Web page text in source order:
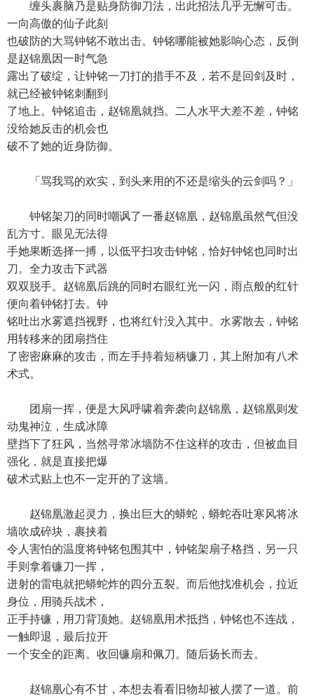
缠头裹脑乃是贴身防御刀法，出此招法几乎无懈可击。
一向高傲的仙子此刻
也破防的大骂钟铭不敢出击。钟铭哪能被她影响心态，反倒
是赵锦凰因一时气急
露出了破绽，让钟铭一刀打的措手不及，若不是回剑及时，
就已经被钟铭刺翻到
了地上。钟铭追击，赵锦凰就挡。二人水平大差不差，钟铭
没给她反击的机会也
破不了她的近身防御。
「骂我骂的欢实，到头来用的不还是缩头的云剑吗？」
钟铭架刀的同时嘲讽了一番赵锦凰，赵锦凰虽然气但没
乱方寸。眼见无法得
手她果断选择一搏，以低平扫攻击钟铭，恰好钟铭也同时出
刀。全力攻击下武器
双双脱手。赵锦凰后跳的同时右眼红光一闪，雨点般的红针
便向着钟铭打去。钟
铭吐出水雾遮挡视野，也将红针没入其中。水雾散去，钟铭
用转移来的团扇挡住
了密密麻麻的攻击，而左手持着短柄镰刀，其上附加有八术
术式。
团扇一挥，便是大风呼啸着奔袭向赵锦凰，赵锦凰则发
动鬼神泣，生成冰障
壁挡下了狂风，当然寻常冰墙防不住这样的攻击，但被血目
强化，就是直接把爆
破术式贴上也不一定开的了这墙。
赵锦凰激起灵力，换出巨大的蟒蛇，蟒蛇吞吐寒风将冰
墙吹成碎块，裹挟着
令人害怕的温度将钟铭包围其中，钟铭架扇子格挡，另一只
手则拿着镰刀一挥，
迸射的雷电就把蟒蛇炸的四分五裂。而后他找准机会，拉近
身位，用骑兵战术，
正手持镰，用刀背顶她。赵锦凰用术抵挡，钟铭也不连战，
一触即退，最后拉开
一个安全的距离。收回镰扇和佩刀。随后扬长而去。
赵锦凰心有不甘，本想去看看旧物却被人摆了一道。前